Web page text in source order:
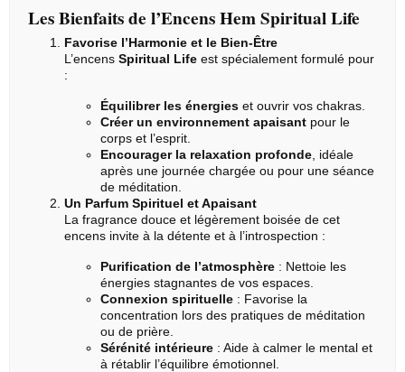
Les Bienfaits de l’Encens Hem Spiritual Life
Favorise l’Harmonie et le Bien-Être
L’encens Spiritual Life est spécialement formulé pour
:
Équilibrer les énergies et ouvrir vos chakras.
Créer un environnement apaisant pour le
corps et l’esprit.
Encourager la relaxation profonde , idéale
après une journée chargée ou pour une séance
de méditation.
Un Parfum Spirituel et Apaisant
La fragrance douce et légèrement boisée de cet
encens invite à la détente et à l’introspection :
Purification de l’atmosphère : Nettoie les
énergies stagnantes de vos espaces.
Connexion spirituelle : Favorise la
concentration lors des pratiques de méditation
ou de prière.
Sérénité intérieure : Aide à calmer le mental et
à rétablir l’équilibre émotionnel.